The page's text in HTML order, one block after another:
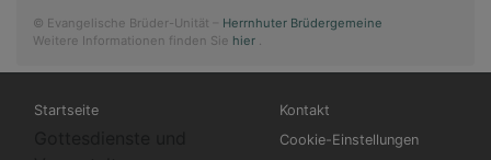
© Evangelische Brüder-Unität – Herrnhuter Brüdergemeine
Weitere Informationen finden Sie hier
Hauptnavigation
Startseite Fußbereichsmenü
Kontakt
Cookie-Einstellungen